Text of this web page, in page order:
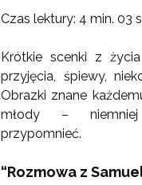
Czas lektury: 4 min. 03
Krótkie scenki z
przyjęcia, śpiewy,
Obrazki znane
młody –
przypomnieć.
“Rozmowa z